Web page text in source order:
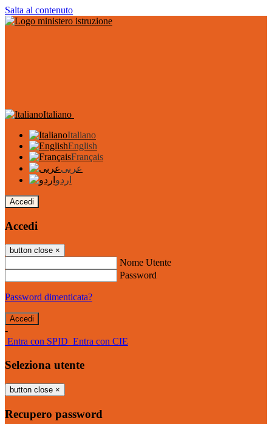
Salta al contenuto
Italiano
Italiano
English
Français
عربى
اردو
Accedi
Accedi
button close ×
Nome Utente
Password
Password dimenticata?
-
Entra con SPID Entra con CIE
Seleziona utente
button close ×
Recupero password